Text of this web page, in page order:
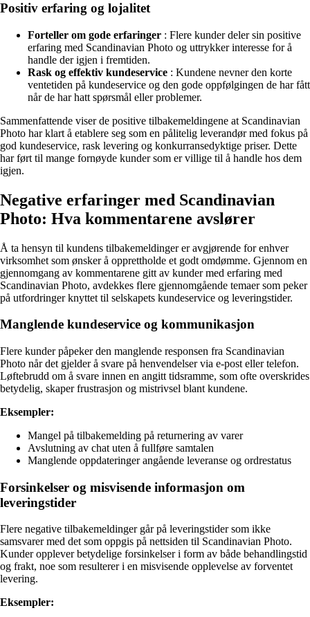
Positiv erfaring og lojalitet
Forteller om gode erfaringer : Flere kunder deler sin positive
erfaring med Scandinavian Photo og uttrykker interesse for å
handle der igjen i fremtiden.
Rask og effektiv kundeservice : Kundene nevner den korte
ventetiden på kundeservice og den gode oppfølgingen de har fått
når de har hatt spørsmål eller problemer.
Sammenfattende viser de positive tilbakemeldingene at Scandinavian
Photo har klart å etablere seg som en pålitelig leverandør med fokus på
god kundeservice, rask levering og konkurransedyktige priser. Dette
har ført til mange fornøyde kunder som er villige til å handle hos dem
igjen.
Negative erfaringer med Scandinavian
Photo: Hva kommentarene avslører
Å ta hensyn til kundens tilbakemeldinger er avgjørende for enhver
virksomhet som ønsker å opprettholde et godt omdømme. Gjennom en
gjennomgang av kommentarene gitt av kunder med erfaring med
Scandinavian Photo, avdekkes flere gjennomgående temaer som peker
på utfordringer knyttet til selskapets kundeservice og leveringstider.
Manglende kundeservice og kommunikasjon
Flere kunder påpeker den manglende responsen fra Scandinavian
Photo når det gjelder å svare på henvendelser via e-post eller telefon.
Løftebrudd om å svare innen en angitt tidsramme, som ofte overskrides
betydelig, skaper frustrasjon og mistrivsel blant kundene.
Eksempler:
Mangel på tilbakemelding på returnering av varer
Avslutning av chat uten å fullføre samtalen
Manglende oppdateringer angående leveranse og ordrestatus
Forsinkelser og misvisende informasjon om
leveringstider
Flere negative tilbakemeldinger går på leveringstider som ikke
samsvarer med det som oppgis på nettsiden til Scandinavian Photo.
Kunder opplever betydelige forsinkelser i form av både behandlingstid
og frakt, noe som resulterer i en misvisende opplevelse av forventet
levering.
Eksempler: